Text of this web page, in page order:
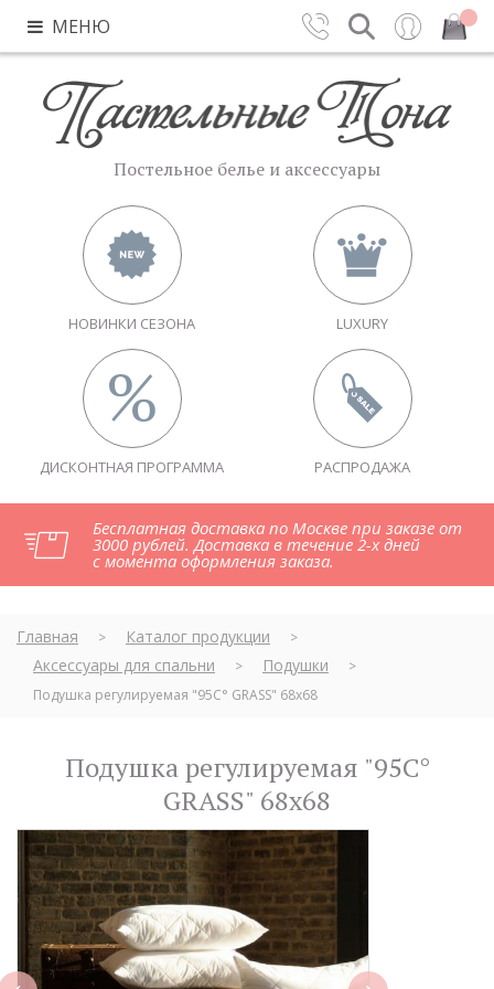
МЕНЮ Вход Закрыть
Постельное белье и аксессуары
НОВИНКИ СЕЗОНА LUXURY
ДИСКОНТНАЯ ПРОГРАММА РАСПРОДАЖА
Бесплатная доставка по Москве при заказе от
3000 рублей. Доставка в течение 2-х дней
с момента оформления заказа.
Главная > Каталог продукции >
Аксессуары для спальни > Подушки
>
Подушка регулируемая "95C° GRASS" 68x68
Подушка регулируемая "95C°
GRASS" 68x68
next